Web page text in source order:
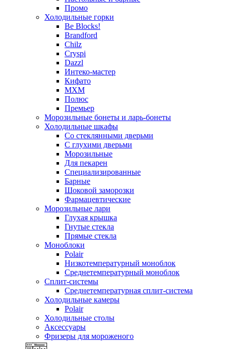
Промо
Холодильные горки
Be Blocks!
Brandford
Chilz
Cryspi
Dazzl
Интеко-мастер
Кифато
МХМ
Полюс
Премьер
Морозильные бонеты и ларь-бонеты
Холодильные шкафы
Со стеклянными дверьми
С глухими дверьми
Морозильные
Для пекарен
Специализированные
Барные
Шоковой заморозки
Фармацевтические
Морозильные лари
Глухая крышка
Гнутые стекла
Прямые стекла
Моноблоки
Polair
Низкотемпературный моноблок
Среднетемпературный моноблок
Сплит-системы
Среднетемпературная сплит-система
Холодильные камеры
Polair
Холодильные столы
Аксессуары
Фризеры для мороженого